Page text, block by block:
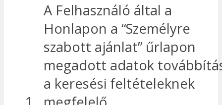
A Felhasználó által a
Honlapon a “Személyre
szabott ajánlat” űrlapon
megadott adatok
a keresési feltételeknek